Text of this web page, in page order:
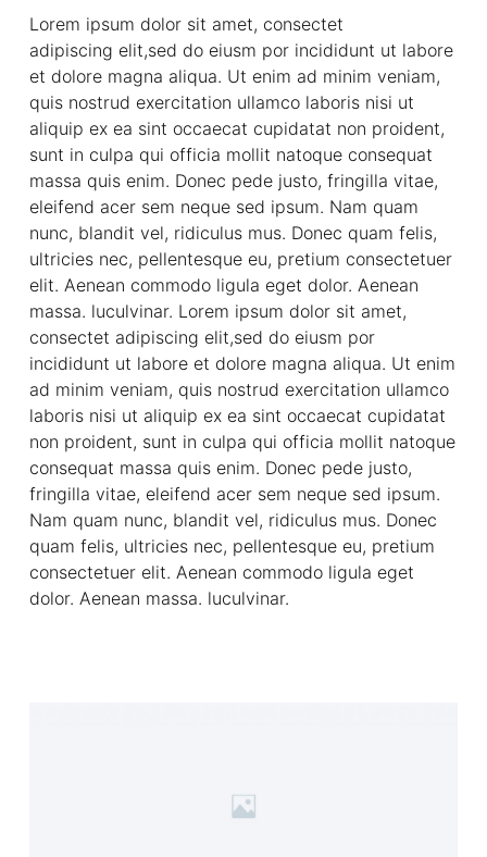
Lorem ipsum dolor sit amet, consectet
adipiscing elit,sed do eiusm por incididunt ut labore
et dolore magna aliqua. Ut enim ad minim veniam,
quis nostrud exercitation ullamco laboris nisi ut
aliquip ex ea sint occaecat cupidatat non proident,
sunt in culpa qui officia mollit natoque consequat
massa quis enim. Donec pede justo, fringilla vitae,
eleifend acer sem neque sed ipsum. Nam quam
nunc, blandit vel, ridiculus mus. Donec quam felis,
ultricies nec, pellentesque eu, pretium consectetuer
elit. Aenean commodo ligula eget dolor. Aenean
massa. luculvinar. Lorem ipsum dolor sit amet,
consectet adipiscing elit,sed do eiusm por
incididunt ut labore et dolore magna aliqua. Ut enim
ad minim veniam, quis nostrud exercitation ullamco
laboris nisi ut aliquip ex ea sint occaecat cupidatat
non proident, sunt in culpa qui officia mollit natoque
consequat massa quis enim. Donec pede justo,
fringilla vitae, eleifend acer sem neque sed ipsum.
Nam quam nunc, blandit vel, ridiculus mus. Donec
quam felis, ultricies nec, pellentesque eu, pretium
consectetuer elit. Aenean commodo ligula eget
dolor. Aenean massa. luculvinar.